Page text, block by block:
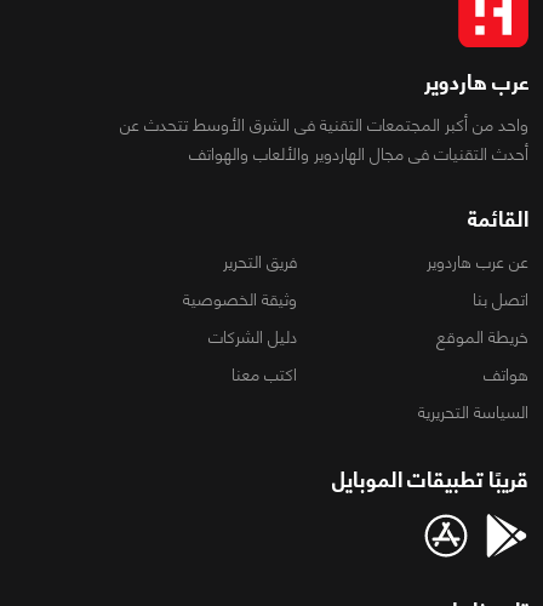
عرب هاردوير
واحد من أكبر المجتمعات التقنية فى الشرق الأوسط تتحدث عن
أحدث التقنيات فى مجال الهاردوير والألعاب والهواتف
القائمة
عن عرب هاردوير
فريق التحرير
اتصل بنا
وثيقة الخصوصية
خريطة الموقع
دليل الشركات
هواتف
اكتب معنا
السياسة التحريرية
قريبًا تطبيقات الموبايل